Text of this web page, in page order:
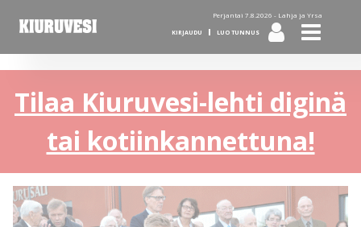
Perjantai 7.8.2026 - Lahja ja Yrsa
KIRJAUDU LUO TUNNUS
Tilaa Kiuruvesi-lehti diginä
tai kotiinkannettuna!